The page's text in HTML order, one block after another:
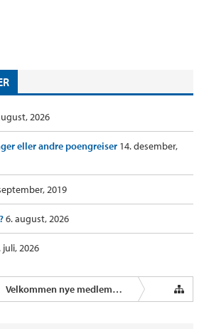
2026
eller andre poengreiser 14. desember,
2019
6. august, 2026
juli, 2026
Velkommen nye medlemmer!